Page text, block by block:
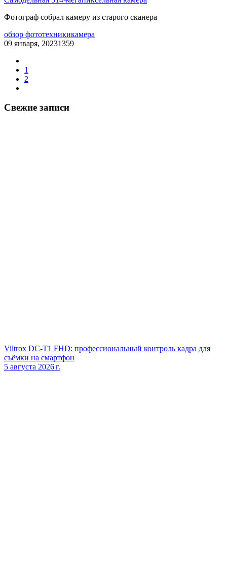
Фотограф собрал камеру из старого сканера
обзор фототехникикамера
09 января, 20231359
1
2
Свежие записи
Viltrox DC‑T1 FHD: профессиональный контроль кадра для
съёмки на смартфон
5 августа 2026 г.